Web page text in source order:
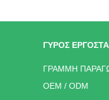
ΓΎΡΟΣ
ΓΡΑΜΜΉ
OEM / ODM